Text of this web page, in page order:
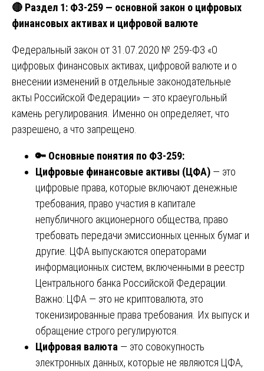
🔴 Раздел 1: ФЗ-259 — основной закон о цифровых
финансовых активах и цифровой валюте
Федеральный закон от 31.07.2020 № 259-ФЗ «О
цифровых финансовых активах, цифровой валюте и о
внесении изменений в отдельные законодательные
акты Российской Федерации» — это краеугольный
камень регулирования. Именно он определяет, что
разрешено, а что запрещено.
🔑 Основные понятия по ФЗ-259:
Цифровые финансовые активы (ЦФА) — это
цифровые права, которые включают денежные
требования, право участия в капитале
непубличного акционерного общества, право
требовать передачи эмиссионных ценных бумаг и
другие. ЦФА выпускаются операторами
информационных систем, включенными в реестр
Центрального банка Российской Федерации.
Важно: ЦФА — это не криптовалюта, это
токенизированные права требования. Их выпуск и
обращение строго регулируются.
Цифровая валюта — это совокупность
электронных данных, которые не являются ЦФА,